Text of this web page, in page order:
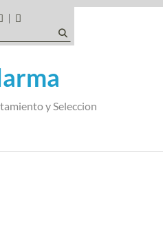
CANDIDATOS
TIPO
EMPRESA
SOMOS
y Seleccion